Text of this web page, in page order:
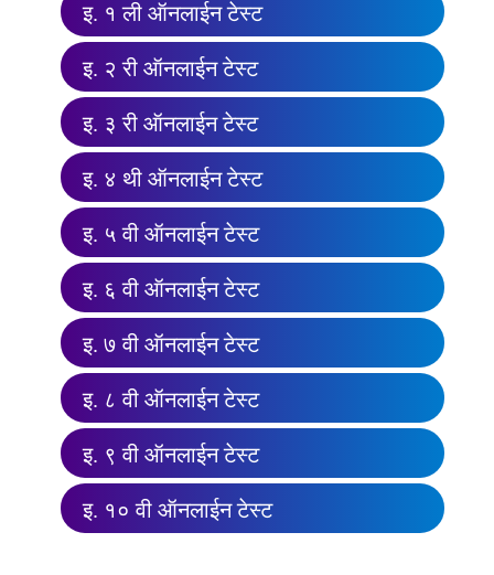
इ. १ ली ऑनलाईन टेस्ट
इ. २ री ऑनलाईन टेस्ट
इ. ३ री ऑनलाईन टेस्ट
इ. ४ थी ऑनलाईन टेस्ट
इ. ५ वी ऑनलाईन टेस्ट
इ. ६ वी ऑनलाईन टेस्ट
इ. ७ वी ऑनलाईन टेस्ट
इ. ८ वी ऑनलाईन टेस्ट
इ. ९ वी ऑनलाईन टेस्ट
इ. १० वी ऑनलाईन टेस्ट